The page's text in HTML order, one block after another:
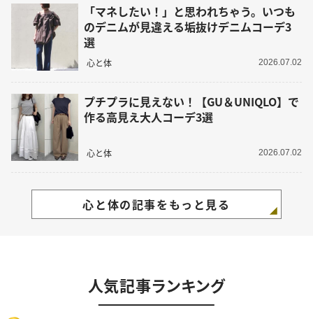
「マネしたい！」と思われちゃう。いつも
のデニムが見違える垢抜けデニムコーデ3
選
心と体 2026.07.02
プチプラに見えない！【GU＆UNIQLO】で
作る高見え大人コーデ3選
心と体 2026.07.02
心と体の記事をもっと見る
人気記事ランキング